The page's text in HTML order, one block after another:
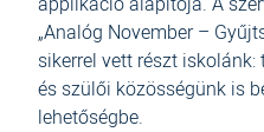
„Analóg November –
sikerrel vett részt
és szülői közösségünk is
lehetőségbe.